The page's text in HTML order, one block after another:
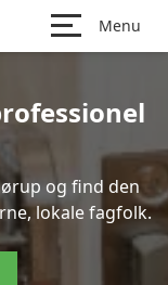
Menu
og find den
lokale fagfolk.